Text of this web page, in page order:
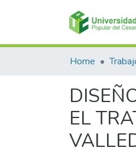
Home
EL